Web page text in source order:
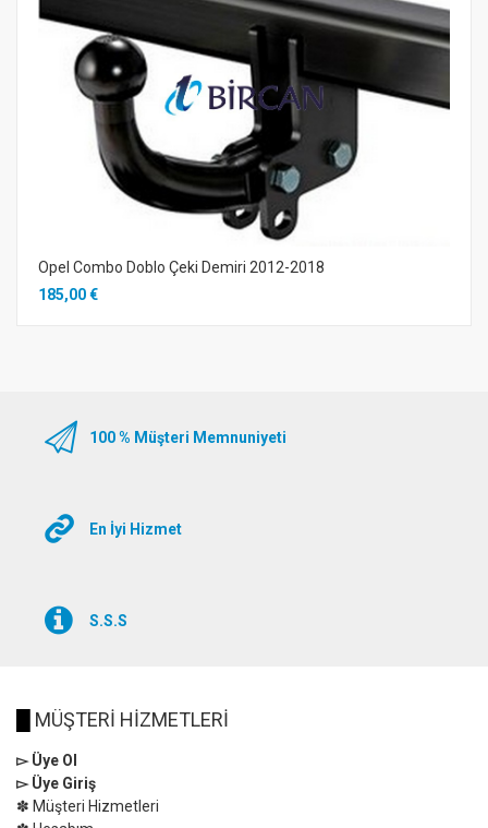
Opel Combo Doblo Çeki Demiri 2012-2018
185,00 €
100 % Müşteri Memnuniyeti
En İyi Hizmet
S.S.S
MÜŞTERİ HİZMETLERİ
▻ Üye Ol
▻ Üye Giriş
✽ Müşteri Hizmetleri